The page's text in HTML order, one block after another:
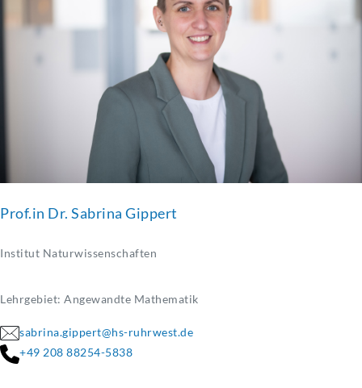
Prof.in Dr. Sabrina Gippert
Institut Naturwissenschaften
Lehrgebiet: Angewandte Mathematik
sabrina.gippert@hs-ruhrwest.de
+49 208 88254-5838